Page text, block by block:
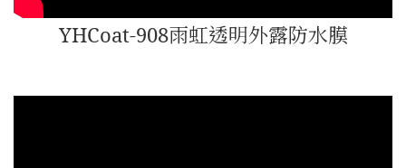
YHCoat-908雨虹透明外露防水膜